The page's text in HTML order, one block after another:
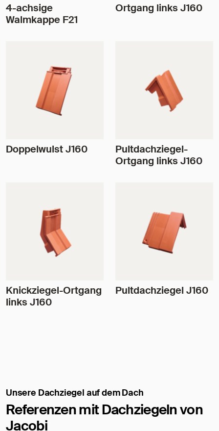
4-achsige
Walmkappe F21
Ortgang links J160
Doppelwulst J160
Pultdachziegel-
Ortgang links J160
Knickziegel-Ortgang
links J160
Pultdachziegel J160
Unsere Dachziegel auf dem Dach
Referenzen mit Dachziegeln von
Jacobi